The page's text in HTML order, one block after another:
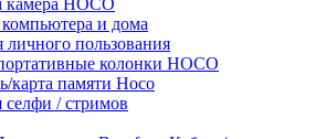
компьютера и дома
личного пользования
колонки HOCO
карта памяти Hoco
/ стримов